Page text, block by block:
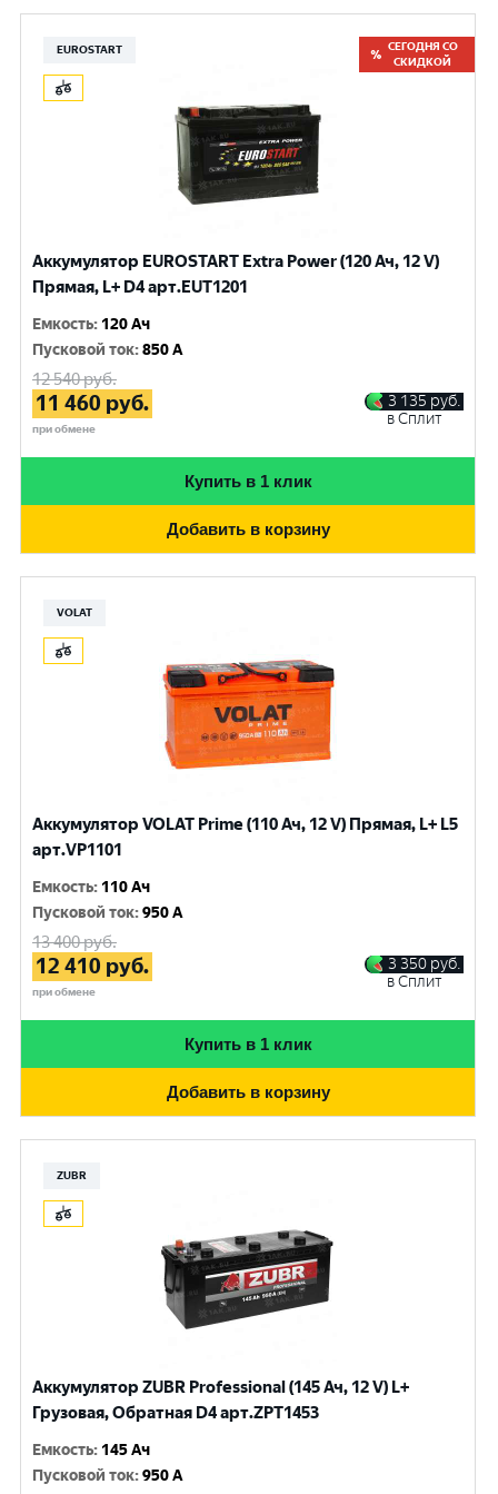
EUROSTART
СЕГОДНЯ СО
СКИДКОЙ
Аккумулятор EUROSTART Extra Power (120 Ач, 12 V)
Прямая, L+ D4 арт.EUT1201
Емкость: 120 Ач
Пусковой ток:850 A
12 540руб.
11 460 руб.
при обмене
3 135 руб.
в Сплит
Купить в 1 клик
Добавить в корзину
VOLAT
Аккумулятор VOLAT Prime (110 Ач, 12 V) Прямая, L+ L5
арт.VP1101
Емкость: 110 Ач
Пусковой ток:950 A
13 400руб.
12 410 руб.
при обмене
3 350 руб.
в Сплит
Купить в 1 клик
Добавить в корзину
ZUBR
Аккумулятор ZUBR Professional (145 Ач, 12 V) L+
Грузовая, Обратная D4 арт.ZPT1453
Емкость: 145 Ач
Пусковой ток:950 A